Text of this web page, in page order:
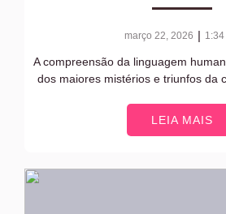
março 22, 2026 |
A compreensão da linguagem
dos maiores mistérios e triunfos da
LEIA MAIS